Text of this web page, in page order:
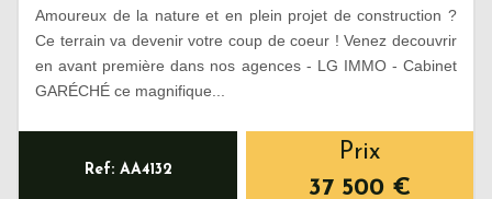
Amoureux de la nature et en plein projet de construction ?
Ce terrain va devenir votre coup de coeur ! Venez decouvrir
en avant première dans nos agences - LG IMMO - Cabinet
GARÉCHÉ ce magnifique...
Ref: AA4132
Prix
37 500 €